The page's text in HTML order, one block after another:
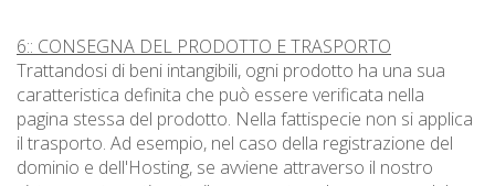
6:: CONSEGNA DEL PRODOTTO E TRASPORTO
Trattandosi di beni intangibili, ogni prodotto ha una sua
caratteristica definita che può essere verificata nella
pagina stessa del prodotto. Nella fattispecie non si applica
il trasporto. Ad esempio, nel caso della registrazione del
dominio e dell'Hosting, se avviene attraverso il nostro